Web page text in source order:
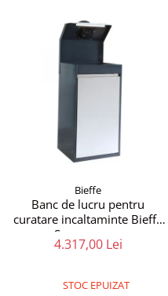
Bieffe
Banc de lucru pentru
curatare incaltaminte Bieffe
Scarpavapor
4.317,00 Lei
STOC EPUIZAT